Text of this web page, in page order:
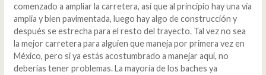
comenzado a ampliar la carretera, así que al principio hay una vía
amplia y bien pavimentada, luego hay algo de construcción y
después se estrecha para el resto del trayecto. Tal vez no sea
la mejor carretera para alguien que maneja por primera vez en
México, pero si ya estás acostumbrado a manejar aquí, no
deberías tener problemas. La mayoría de los baches ya